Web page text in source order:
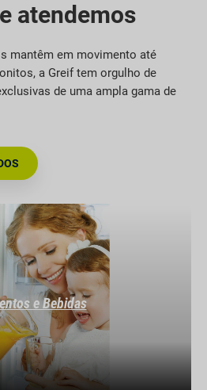
atendemos
mantêm em movimento até
a Greif tem orgulho de
de uma ampla gama de
e Bebidas